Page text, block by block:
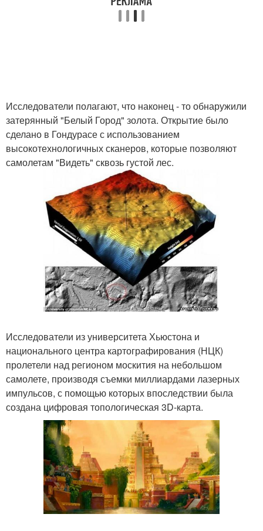
Исследователи полагают, что наконец - то обнаружили
затерянный "Белый Город" золота. Открытие было
сделано в Гондурасе с использованием
высокотехнологичных сканеров, которые позволяют
самолетам "Видеть" сквозь густой лес.
Исследователи из университета Хьюстона и
национального центра картографирования (НЦК)
пролетели над регионом москития на небольшом
самолете, производя съемки миллиардами лазерных
импульсов, с помощью которых впоследствии была
создана цифровая топологическая 3D-карта.